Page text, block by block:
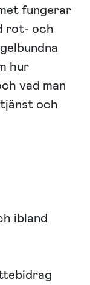
fungerar
rot- och
hur
vad man
och
ibland